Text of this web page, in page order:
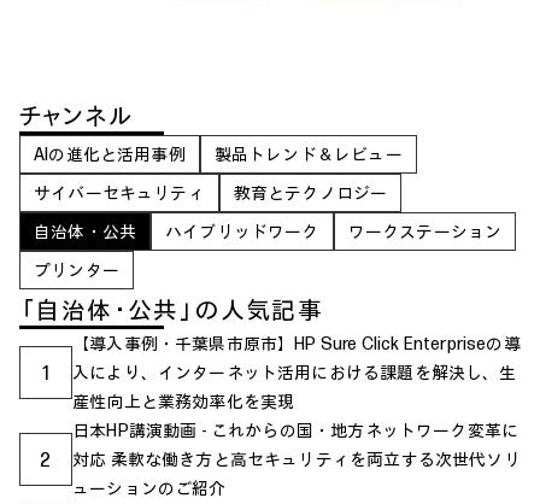
チャンネル
AIの進化と活用事例
製品トレンド＆レビュー
サイバーセキュリティ
教育とテクノロジー
自治体・公共
ハイブリッドワーク
ワークステーション
プリンター
「自治体・公共」の人気記事
1
【導入事例・千葉県市原市】HP Sure Click Enterpriseの導
入により、インターネット活用における課題を解決し、生
産性向上と業務効率化を実現
2
日本HP講演動画 - これからの国・地方ネットワーク変革に
対応 柔軟な働き方と高セキュリティを両立する次世代ソリ
ューションのご紹介